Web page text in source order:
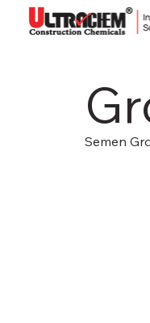
Semen